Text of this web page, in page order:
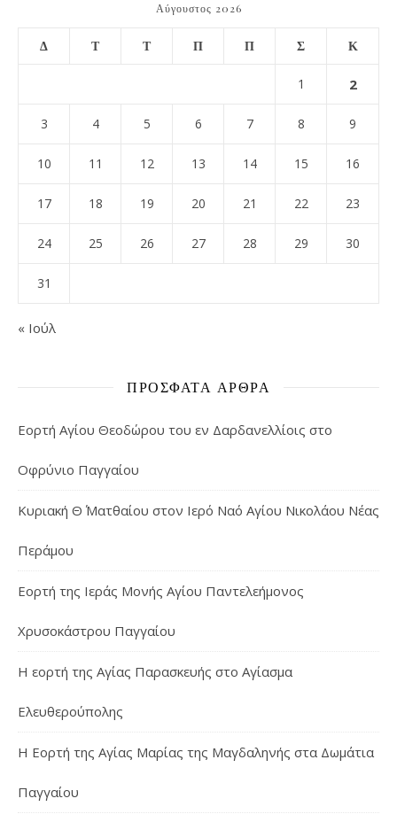
Αύγουστος 2026
Δ Τ Τ Π Π Σ Κ
1 2
3 4 5 6 7 8 9
10 11 12 13 14 15 16
17 18 19 20 21 22 23
24 25 26 27 28 29 30
31
« Ιούλ
ΠΡΌΣΦΑΤΑ ΆΡΘΡΑ
Εορτή Αγίου Θεοδώρου του εν Δαρδανελλίοις στο
Οφρύνιο Παγγαίου
Κυριακή Θ΄ Ματθαίου στον Ιερό Ναό Αγίου Νικολάου Νέας
Περάμου
Εορτή της Ιεράς Μονής Αγίου Παντελεήμονος
Χρυσοκάστρου Παγγαίου
Η εορτή της Αγίας Παρασκευής στο Αγίασμα
Ελευθερούπολης
H Εορτή της Αγίας Μαρίας της Μαγδαληνής στα Δωμάτια
Παγγαίου